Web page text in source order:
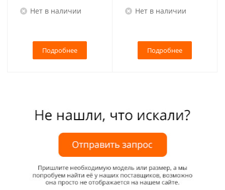
Нет в наличии
Подробнее
Нет в наличии
Подробнее